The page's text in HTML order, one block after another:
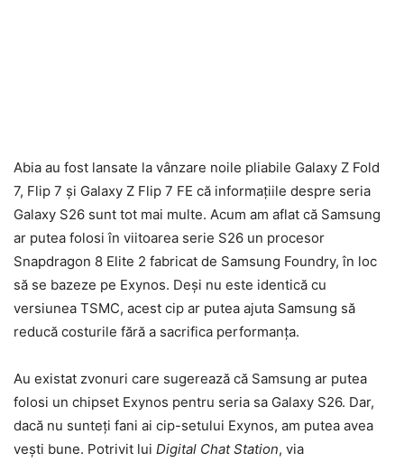
Abia au fost lansate la vânzare noile pliabile Galaxy Z Fold
7, Flip 7 și Galaxy Z Flip 7 FE că informațiile despre seria
Galaxy S26 sunt tot mai multe. Acum am aflat că Samsung
ar putea folosi în viitoarea serie S26 un procesor
Snapdragon 8 Elite 2 fabricat de Samsung Foundry, în loc
să se bazeze pe Exynos. Deși nu este identică cu
versiunea TSMC, acest cip ar putea ajuta Samsung să
reducă costurile fără a sacrifica performanța.
Au existat zvonuri care sugerează că Samsung ar putea
folosi un chipset Exynos pentru seria sa Galaxy S26. Dar,
dacă nu sunteți fani ai cip-setului Exynos, am putea avea
vești bune. Potrivit lui Digital Chat Station, via